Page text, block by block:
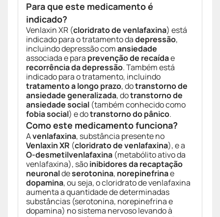
Para que este medicamento é
indicado?
Venlaxin XR (cloridrato de venlafaxina) está
indicado para o tratamento dadepressão,
incluindo depressão comansiedade
associada e para prevenção de recaídae
recorrência da depressão. Também está
indicado para o tratamento, incluindo
tratamento a longo prazo, dotranstorno de
ansiedade generalizada, dotranstorno de
ansiedade social (também conhecido como
fobia social) e dotranstorno do pânico.
Como este medicamento funciona?
Avenlafaxina, substância presente no
Venlaxin XR (cloridrato de venlafaxina), e a
O-desmetilvenlafaxina (metabólito ativo da
venlafaxina), sãoinibidores da recaptação
neuronaldeserotonina, norepinefrinae
dopamina, ou seja, o cloridrato de venlafaxina
aumenta a quantidade de determinadas
substâncias (serotonina, norepinefrina e
dopamina) no sistema nervoso levando à